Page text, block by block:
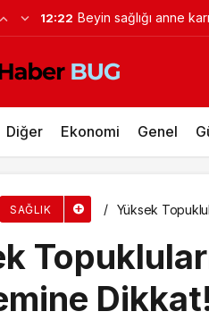
12:22 Gupi ve Gülmeyen
Diğer Ekonomi Genel
SAĞLIK Yüksek
Yol Açtığı 10 Sağlık